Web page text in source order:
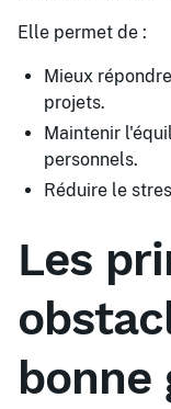
Elle permet de :
Mieux
projets.
Maintenir
personnels.
Réduire le
Les
bonne